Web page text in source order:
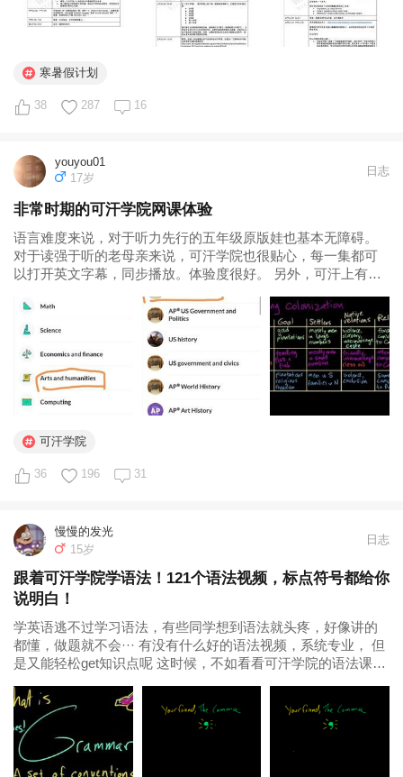
寒暑假计划
38 287 16
youyou01
17岁
日志
非常时期的可汗学院网课体验
语言难度来说，对于听力先行的五年级原版娃也基本无障碍。
对于读强于听的老母亲来说，可汗学院也很贴心，每一集都可
以打开英文字幕，同步播放。体验度很好。 另外，可汗上有一
段视频后，有quiz。以大段阅读材料后，选择题为主，难度颇
大，五年级娃又一次...
可汗学院
36 196 31
慢慢的发光
15岁
日志
跟着可汗学院学语法！121个语法视频，标点符号都给你
说明白！
学英语逃不过学习语法，有些同学想到语法就头疼，好像讲的
都懂，做题就不会··· 有没有什么好的语法视频，系统专业， 但
是又能轻松get知识点呢 这时候，不如看看可汗学院的语法课
自学的人提供的免费课程平台， 虽然免费，可是课程内容特别
优质...